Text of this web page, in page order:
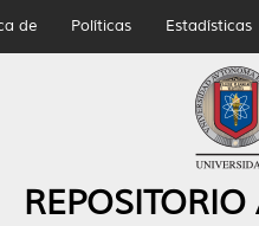
de Políticas Estadísticas